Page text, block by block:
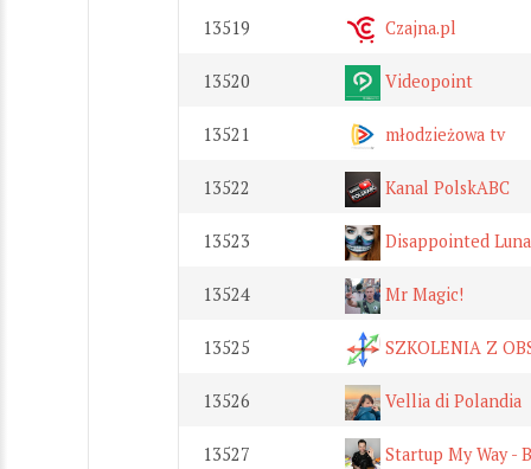
13519 Czajna.pl
13520 Videopoint
13521 młodzieżowa tv
13522 Kanal PolskABC
13523 Disappointed Luna
13524 Mr Magic!
13525 SZKOLENIA Z
13526 Vellia di Polandia
13527 Startup My Way -